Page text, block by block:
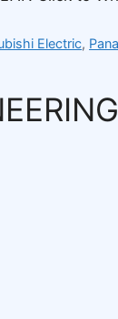
Electric,